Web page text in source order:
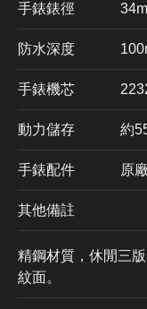
手錶錶徑
防水深度
手錶機芯
動力儲存 約
手錶配件 原
其他備註
精鋼材質，休閒三
紋面。